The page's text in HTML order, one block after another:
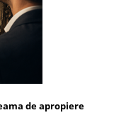
de apropiere